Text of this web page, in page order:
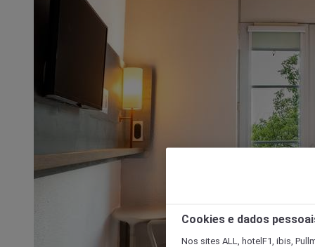
Cookies e dados
Nos sites ALL, hotelF1, ibis,